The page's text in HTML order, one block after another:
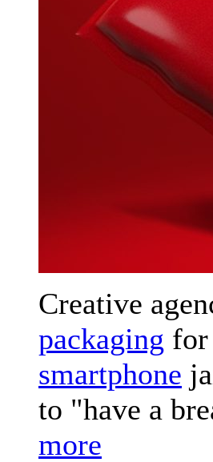
Creative
packaging
smartphone
to "have a
more